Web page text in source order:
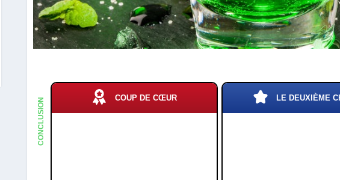
CONCLUSION COUP DE CŒUR LE DEUXIÈME